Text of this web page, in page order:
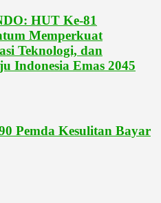
HUT Ke-81
Memperkuat
Teknologi, dan
Indonesia Emas 2045
Pemda Kesulitan Bayar